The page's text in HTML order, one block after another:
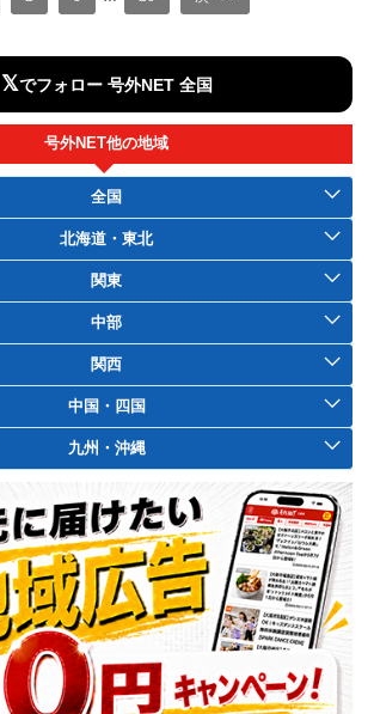
𝕏でフォロー 号外NET 全国
号外NET他の地域
全国
北海道・東北
関東
中部
関西
中国・四国
九州・沖縄